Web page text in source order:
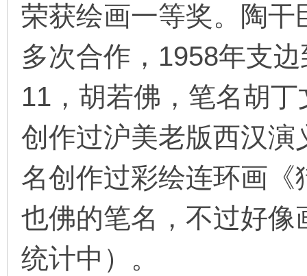
荣获绘画一等奖。陶
多次合作，1958年支
11，胡若佛，笔名胡
创作过沪美老版西汉
名创作过彩绘连环画
也佛的笔名，不过好
统计中）。